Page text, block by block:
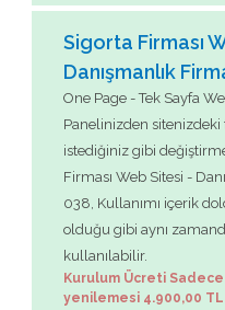
Sigorta Firması
Danışmanlık
One Page - Tek Sayfa
Panelinizden sitenizdeki
istediğiniz gibi
Firması Web Sitesi -
038, Kullanımı içerik
olduğu gibi aynı
kullanılabilir.
Kurulum Ücreti Sadece
yenilemesi 4.900,00 TL